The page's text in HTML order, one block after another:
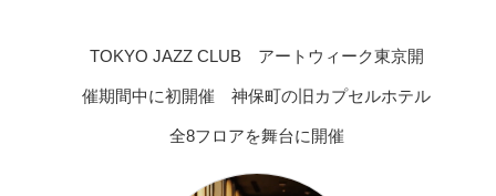
TOKYO JAZZ CLUB アートウィーク東京開
催期間中に初開催 神保町の旧カプセルホテル
全8フロアを舞台に開催